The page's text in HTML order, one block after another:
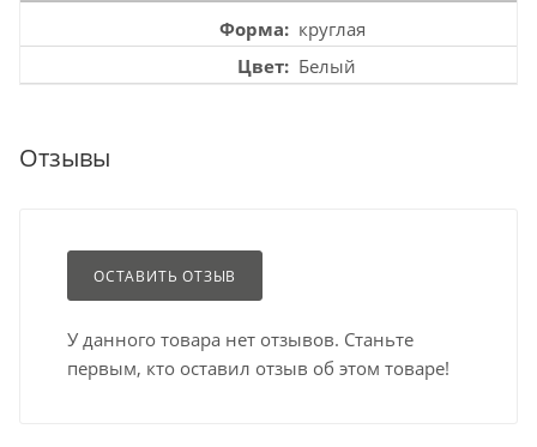
Форма
круглая
Цвет
Белый
Отзывы
ОСТАВИТЬ ОТЗЫВ
У данного товара нет отзывов. Станьте
первым, кто оставил отзыв об этом товаре!